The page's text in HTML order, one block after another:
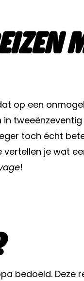
op een
toch écht
vertellen je wat
!
bedoeld. Deze